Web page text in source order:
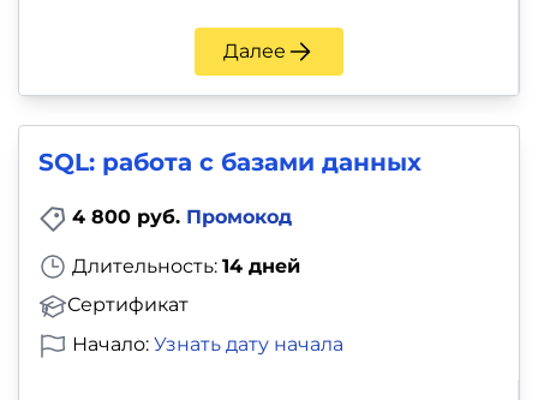
Далее
SQL: работа с базами данных
4 800 руб. Промокод
Длительность: 14 дней
Сертификат
Начало: Узнать дату начала